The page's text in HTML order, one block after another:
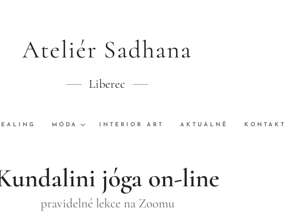
Ateliér Sadhana
Liberec
MÓDA INTERIOR ART AKTUÁLNĚ KONTAKT
jóga on-line
pravidelné lekce na Zoomu